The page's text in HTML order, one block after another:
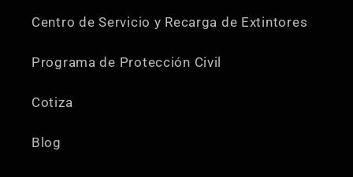
Centro de Servicio y Recarga de Extintores
Programa de Protección Civil
Cotiza
Blog